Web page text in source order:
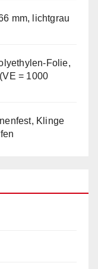
mm, lichtgrau
Folie,
= 1000
Klinge